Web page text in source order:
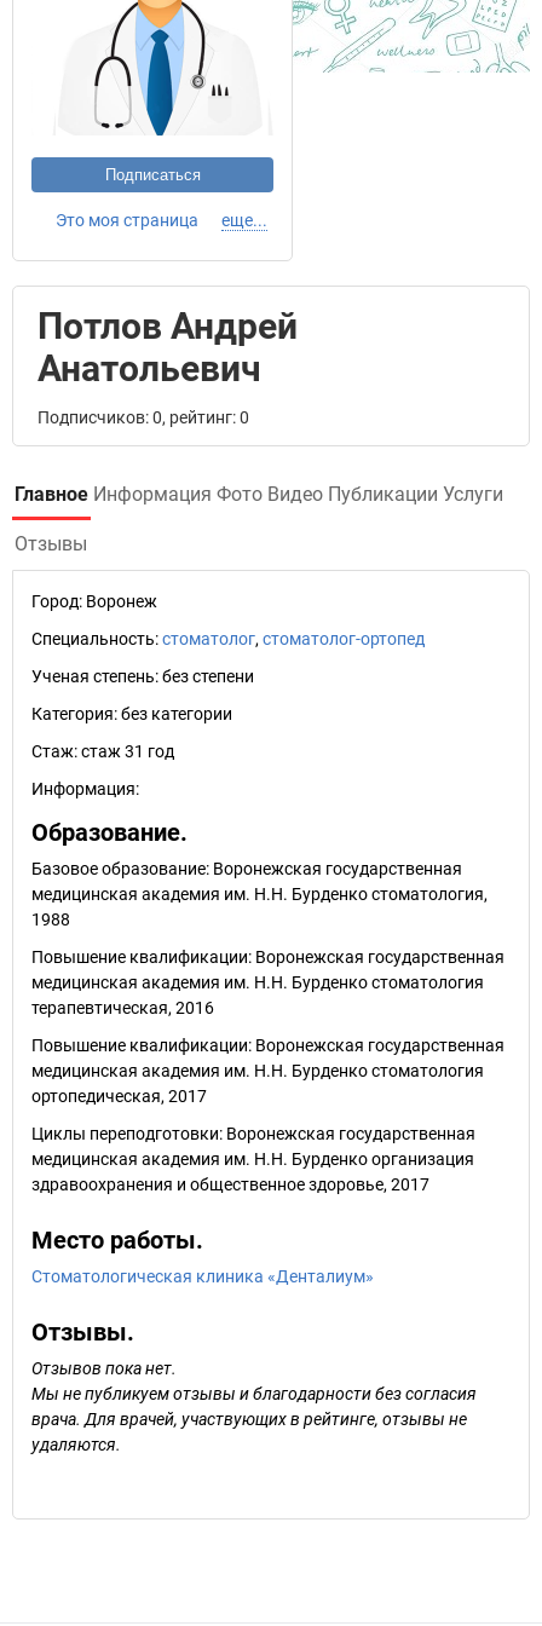
Подписаться
Это моя страница еще...
Потлов Андрей
Анатольевич
Подписчиков: 0, рейтинг: 0
Главное Информация Фото Видео Публикации Услуги
Отзывы
Город: Воронеж
Специальность:стоматолог, стоматолог-ортопед
Ученая степень:без степени
Категория:без категории
Стаж:стаж 31 год
Информация:
Образование.
Базовое образование: Воронежская государственная
медицинская академия им. Н.Н. Бурденко стоматология,
1988
Повышение квалификации: Воронежская государственная
медицинская академия им. Н.Н. Бурденко стоматология
терапевтическая, 2016
Повышение квалификации: Воронежская государственная
медицинская академия им. Н.Н. Бурденко стоматология
ортопедическая, 2017
Циклы переподготовки: Воронежская государственная
медицинская академия им. Н.Н. Бурденко организация
здравоохранения и общественное здоровье, 2017
Место работы.
Стоматологическая клиника «Денталиум»
Отзывы.
Отзывов пока нет.
Мы не публикуем отзывы и благодарности без согласия
врача. Для врачей, участвующих в рейтинге, отзывы не
удаляются.